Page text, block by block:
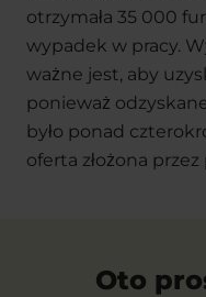
otrzymała 35 000
wypadek w pracy.
ważne jest, aby
ponieważ
było ponad
oferta złożona
Oto